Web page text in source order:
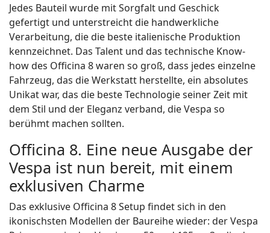
Jedes Bauteil wurde mit Sorgfalt und Geschick
gefertigt und unterstreicht die handwerkliche
Verarbeitung, die die beste italienische Produktion
kennzeichnet. Das Talent und das technische Know-
how des Officina 8 waren so groß, dass jedes einzelne
Fahrzeug, das die Werkstatt herstellte, ein absolutes
Unikat war, das die beste Technologie seiner Zeit mit
dem Stil und der Eleganz verband, die Vespa so
berühmt machen sollten.
Officina 8. Eine neue Ausgabe der
Vespa ist nun bereit, mit einem
exklusiven Charme
Das exklusive Officina 8 Setup findet sich in den
ikonischsten Modellen der Baureihe wieder: der Vespa